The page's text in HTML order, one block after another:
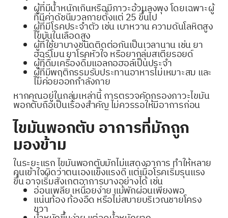
ผู้ที่มีน้ำหนักเกินหรือมีภาวะอ้วนลงพุง โดยเฉพาะผู้
ที่มีค่าดัชนีมวลกายตั้งแต่ 25 ขึ้นไป
ผู้ที่มีโรคประจำตัว เช่น เบาหวาน ความดันโลหิตสูง
ไขมันในเลือดสูง
ผู้ที่ใช้ยาบางชนิดติดต่อกันเป็นเวลานาน เช่น ยา
ฮอร์โมน ยาโรคหัวใจ หรือยากลุ่มสเตียรอยด์
ผู้ที่ดื่มเครื่องดื่มแอลกอฮอล์เป็นประจำ
ผู้ที่มีพฤติกรรมรับประทานอาหารไม่เหมาะสม และ
ไม่ค่อยออกกำลังกาย
หากคุณอยู่ในกลุ่มเหล่านี้ การตรวจคัดกรองภาวะไขมัน
พอกตับถือเป็นเรื่องสำคัญ ไม่ควรรอให้มีอาการก่อน
ไขมันพอกตับ อาการที่มักถูก
มองข้าม
ในระยะแรก ไขมันพอกตับมักไม่แสดงอาการ ทำให้หลาย
คนเข้าใจผิดว่าตนเองแข็งแรงดี แต่เมื่อโรคเริ่มรุนแรง
ขึ้น อาจเริ่มสังเกตอาการบางอย่างได้ เช่น
อ่อนเพลีย เหนื่อยง่าย แม้พักผ่อนเพียงพอ
แน่นท้อง ท้องอืด หรือไม่สบายบริเวณชายโครง
ขวา